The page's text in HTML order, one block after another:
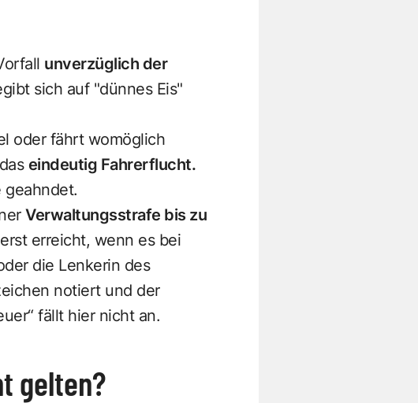
unverzüglich der
sich auf "dünnes Eis"
oder fährt womöglich
eindeutig Fahrerflucht.
geahndet.
Verwaltungsstrafe bis zu
erreicht, wenn es bei
die Lenkerin des
notiert und der
fällt hier nicht an.
gelten?